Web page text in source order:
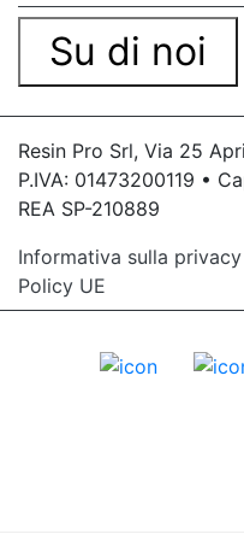
Su di noi
Resin Pro Srl, Via 25
P.IVA: 01473200119 •
REA SP-210889
Informativa sulla privacy
Policy UE